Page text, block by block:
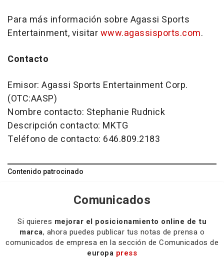
Para más información sobre Agassi Sports
Entertainment, visitarwww.agassisports.com.
Contacto
Emisor: Agassi Sports Entertainment Corp.
(OTC:AASP)
Nombre contacto: Stephanie Rudnick
Descripción contacto: MKTG
Teléfono de contacto: 646.809.2183
Contenido patrocinado
Comunicados
Si quieres mejorar el posicionamiento online de tu
marca, ahora puedes publicar tus notas de prensa o
comunicados de empresa en la sección de Comunicados de
europa press